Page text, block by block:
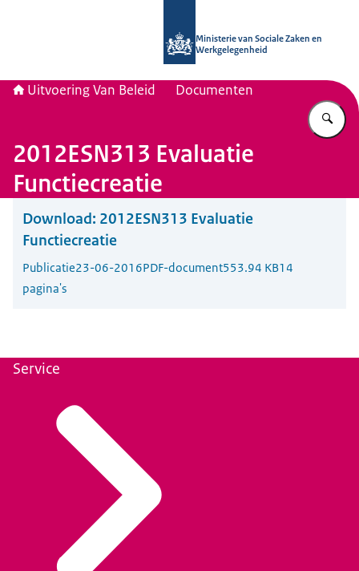
Ministerie van Sociale Zaken en
Werkgelegenheid
Uitvoering Van Beleid Documenten
2012ESN313 Evaluatie
Functiecreatie
Download: 2012ESN313 Evaluatie
Functiecreatie
Publicatie23-06-2016PDF-document553.94 KB14
pagina's
Service